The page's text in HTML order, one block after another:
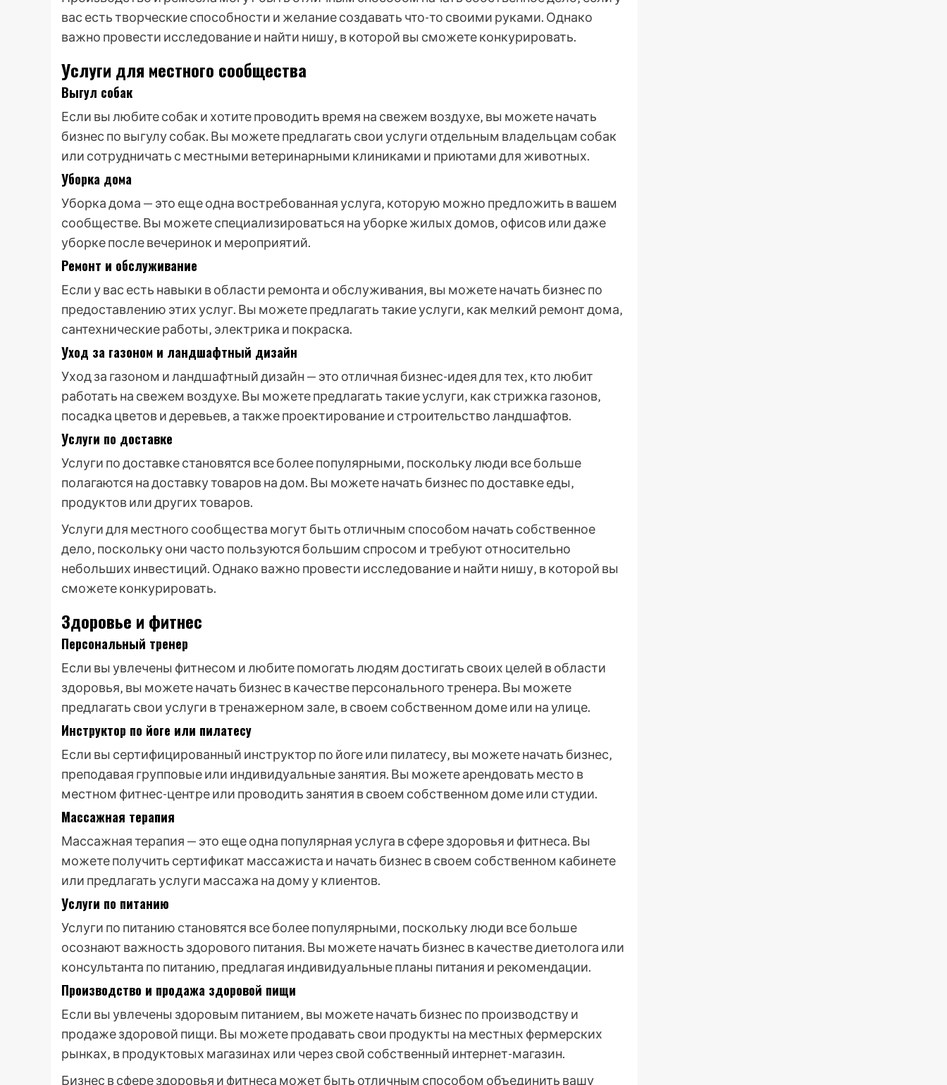
вас есть творческие способности и желание создавать что-то своими руками. Однако
важно провести исследование и найти нишу‚ в которой вы сможете конкурировать.
Услуги для местного сообщества
Выгул собак
Если вы любите собак и хотите проводить время на свежем воздухе‚ вы можете начать
бизнес по выгулу собак. Вы можете предлагать свои услуги отдельным владельцам собак
или сотрудничать с местными ветеринарными клиниками и приютами для животных.
Уборка дома
Уборка дома — это еще одна востребованная услуга‚ которую можно предложить в вашем
сообществе. Вы можете специализироваться на уборке жилых домов‚ офисов или даже
уборке после вечеринок и мероприятий.
Ремонт и обслуживание
Если у вас есть навыки в области ремонта и обслуживания‚ вы можете начать бизнес по
предоставлению этих услуг. Вы можете предлагать такие услуги‚ как мелкий ремонт дома‚
сантехнические работы‚ электрика и покраска.
Уход за газоном и ландшафтный дизайн
Уход за газоном и ландшафтный дизайн — это отличная бизнес-идея для тех‚ кто любит
работать на свежем воздухе. Вы можете предлагать такие услуги‚ как стрижка газонов‚
посадка цветов и деревьев‚ а также проектирование и строительство ландшафтов.
Услуги по доставке
Услуги по доставке становятся все более популярными‚ поскольку люди все больше
полагаются на доставку товаров на дом. Вы можете начать бизнес по доставке еды‚
продуктов или других товаров.
Услуги для местного сообщества могут быть отличным способом начать собственное
дело‚ поскольку они часто пользуются большим спросом и требуют относительно
небольших инвестиций. Однако важно провести исследование и найти нишу‚ в которой вы
сможете конкурировать.
Здоровье и фитнес
Персональный тренер
Если вы увлечены фитнесом и любите помогать людям достигать своих целей в области
здоровья‚ вы можете начать бизнес в качестве персонального тренера. Вы можете
предлагать свои услуги в тренажерном зале‚ в своем собственном доме или на улице.
Инструктор по йоге или пилатесу
Если вы сертифицированный инструктор по йоге или пилатесу‚ вы можете начать бизнес‚
преподавая групповые или индивидуальные занятия. Вы можете арендовать место в
местном фитнес-центре или проводить занятия в своем собственном доме или студии.
Массажная терапия
Массажная терапия — это еще одна популярная услуга в сфере здоровья и фитнеса. Вы
можете получить сертификат массажиста и начать бизнес в своем собственном кабинете
или предлагать услуги массажа на дому у клиентов.
Услуги по питанию
Услуги по питанию становятся все более популярными‚ поскольку люди все больше
осознают важность здорового питания. Вы можете начать бизнес в качестве диетолога или
консультанта по питанию‚ предлагая индивидуальные планы питания и рекомендации.
Производство и продажа здоровой пищи
Если вы увлечены здоровым питанием‚ вы можете начать бизнес по производству и
продаже здоровой пищи. Вы можете продавать свои продукты на местных фермерских
рынках‚ в продуктовых магазинах или через свой собственный интернет-магазин.
Бизнес в сфере здоровья и фитнеса может быть отличным способом объединить вашу